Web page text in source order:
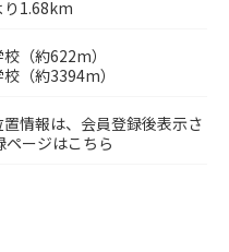
り1.68km
（約622m）
（約3394m）
情報は、会員登録後表示さ
ページはこちら